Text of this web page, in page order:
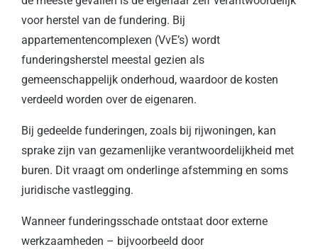
voor herstel van de fundering. Bij
appartementencomplexen (VvE’s) wordt
funderingsherstel meestal gezien als
gemeenschappelijk onderhoud, waardoor de kosten
verdeeld worden over de eigenaren.
Bij gedeelde funderingen, zoals bij rijwoningen, kan
sprake zijn van gezamenlijke verantwoordelijkheid met
buren. Dit vraagt om onderlinge afstemming en soms
juridische vastlegging.
Wanneer funderingsschade ontstaat door externe
werkzaamheden – bijvoorbeeld door